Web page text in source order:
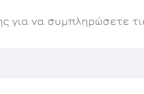
να συμπληρώσετε